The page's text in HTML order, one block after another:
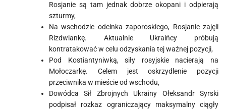
Rosjanie są tam jednak dobrze okopani i odpierają
szturmy,
Na wschodzie odcinka zaporoskiego, Rosjanie zajęli
Rizdwiankę. Aktualnie Ukraińcy próbują
kontratakować w celu odzyskania tej ważnej pozycji,
Pod Kostiantyniwką, siły rosyjskie nacierają na
Mołoczarkę. Celem jest oskrzydlenie pozycji
przeciwnika w mieście od wschodu,
Dowódca Sił Zbrojnych Ukrainy Ołeksandr Syrski
podpisał rozkaz ograniczający maksymalny ciągły